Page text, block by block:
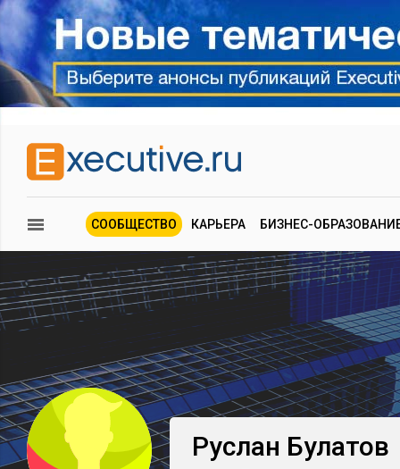
СООБЩЕСТВО КАРЬЕРА БИЗНЕС-
Руслан Булатов